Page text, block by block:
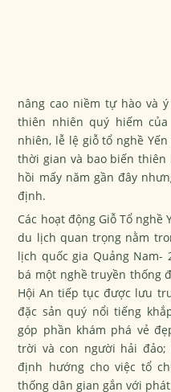
nâng cao niềm tự hào và
thiên nhiên quý hiếm
nhiên, lễ lệ giỗ tổ nghề
thời gian và bao biến
hồi mấy năm gần đây
định.
Các hoạt động Giỗ Tổ nghề
du lịch quan trọng nằm
lịch quốc gia Quảng Nam-
bá một nghề truyền thống
Hội An tiếp tục được lưu
đặc sản quý nổi tiếng
góp phần khám phá vẻ
trời và con người hải
định hướng cho việc tổ
thống dân gian gắn với